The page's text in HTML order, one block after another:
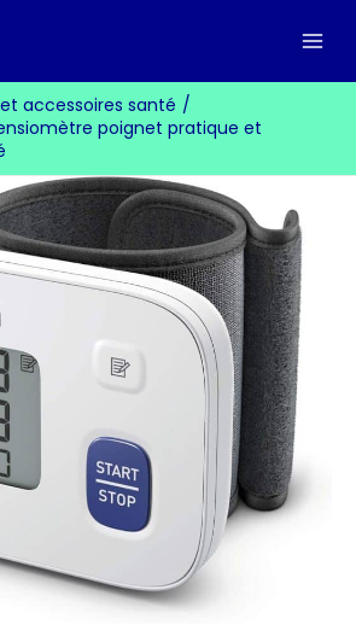
accessoires santé
tensiomètre poignet pratique et